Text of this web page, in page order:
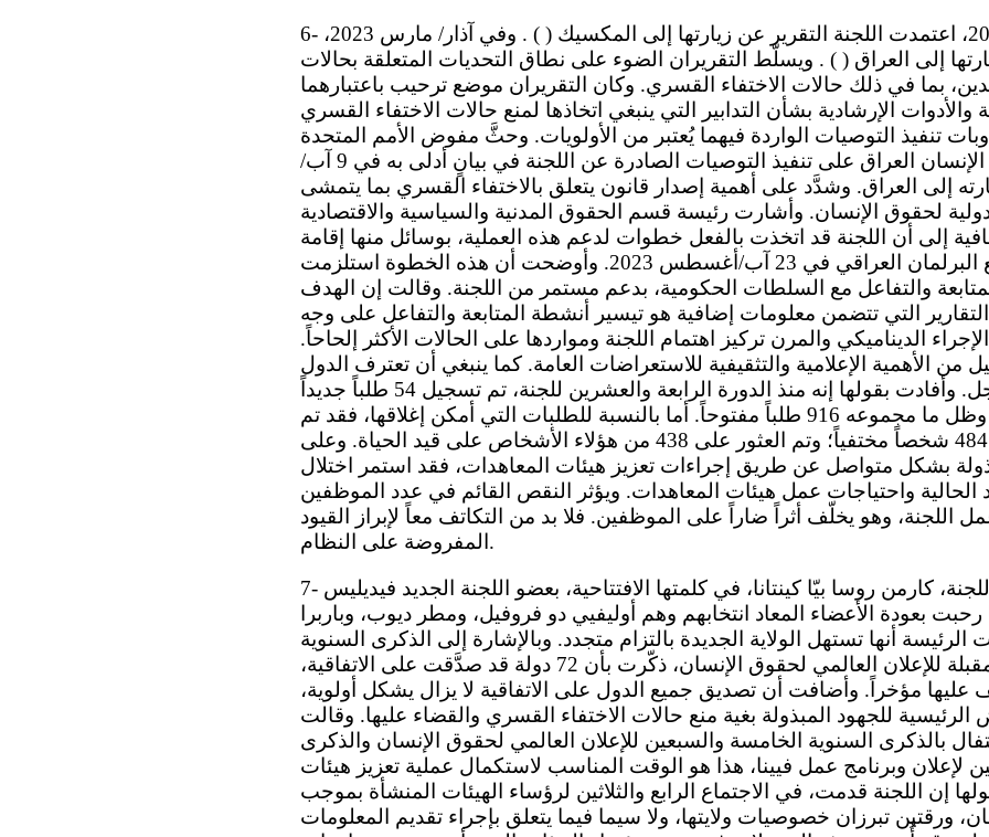
6- وفي آذار/مارس 2022، اعتمدت اللجنة التقرير عن زيارتها إلى المكسيك ( ) . وفي آذار/ مارس 2023،
إلى العراق ( ) . ويسلّط التقريران الضوء على نطاق التحديات المتعلقة بحالات
بما في ذلك حالات الاختفاء القسري. وكان التقريران موضع ترحيب باعتبارهما
والأدوات الإرشادية بشأن التدابير التي ينبغي اتخاذها لمنع حالات الاختفاء القسري
تنفيذ التوصيات الواردة فيهما يُعتبر من الأولويات. وحثَّ مفوض الأمم المتحدة
السامي لحقوق الإنسان العراق على تنفيذ التوصيات الصادرة عن اللجنة في بيانٍ أدلى به في 9 آب/
إلى العراق. وشدَّد على أهمية إصدار قانون يتعلق بالاختفاء القسري بما يتمشى
لحقوق الإنسان. وأشارت رئيسة قسم الحقوق المدنية والسياسية والاقتصادية
إلى أن اللجنة قد اتخذت بالفعل خطوات لدعم هذه العملية، بوسائل منها إقامة
نشاط عبر الإنترنت مع البرلمان العراقي في 23 آب/أغسطس 2023. وأوضحت أن هذه الخطوة استلزمت
والتفاعل مع السلطات الحكومية، بدعم مستمر من اللجنة. وقالت إن الهدف
التي تتضمن معلومات إضافية هو تيسير أنشطة المتابعة والتفاعل على وجه
الديناميكي والمرن تركيز اهتمام اللجنة ومواردها على الحالات الأكثر إلحاحاً.
من الأهمية الإعلامية والتثقيفية للاستعراضات العامة. كما ينبغي أن تعترف الدول
بقيمة الإجراء العاجل. وأفادت بقولها إنه منذ الدورة الرابعة والعشرين للجنة، تم تسجيل 54 طلباً جديداً
للإجراءات العاجلة. وظل ما مجموعه 916 طلباً مفتوحاً. أما بالنسبة للطلبات التي أمكن إغلاقها، فقد تم
تحديد أماكن وجود 484 شخصاً مختفياً؛ وتم العثور على 438 من هؤلاء الأشخاص على قيد الحياة. وعلى
بشكل متواصل عن طريق إجراءات تعزيز هيئات المعاهدات، فقد استمر اختلال
الحالية واحتياجات عمل هيئات المعاهدات. ويؤثر النقص القائم في عدد الموظفين
اللجنة، وهو يخلّف أثراً ضاراً على الموظفين. فلا بد من التكاتف معاً لإبراز القيود
المفروضة على النظام.
7- ورحّبت رئيسة اللجنة، كارمن روسا بيّا كينتانا، في كلمتها الافتتاحية، بعضو اللجنة الجديد فيديليس
رحبت بعودة الأعضاء المعاد انتخابهم وهم أوليفيي دو فروفيل، ومطر ديوب، وباربرا
الرئيسة أنها تستهل الولاية الجديدة بالتزام متجدد. وبالإشارة إلى الذكرى السنوية
الخامسة والسبعين المقبلة للإعلان العالمي لحقوق الإنسان، ذكّرت بأن 72 دولة قد صدَّقت على الاتفاقية،
مؤخراً. وأضافت أن تصديق جميع الدول على الاتفاقية لا يزال يشكل أولوية،
للجهود المبذولة بغية منع حالات الاختفاء القسري والقضاء عليها. وقالت
بالذكرى السنوية الخامسة والسبعين للإعلان العالمي لحقوق الإنسان والذكرى
لإعلان وبرنامج عمل فيينا، هذا هو الوقت المناسب لاستكمال عملية تعزيز هيئات
إن اللجنة قدمت، في الاجتماع الرابع والثلاثين لرؤساء الهيئات المنشأة بموجب
ورقتين تبرزان خصوصيات ولايتها، ولا سيما فيما يتعلق بإجراء تقديم المعلومات